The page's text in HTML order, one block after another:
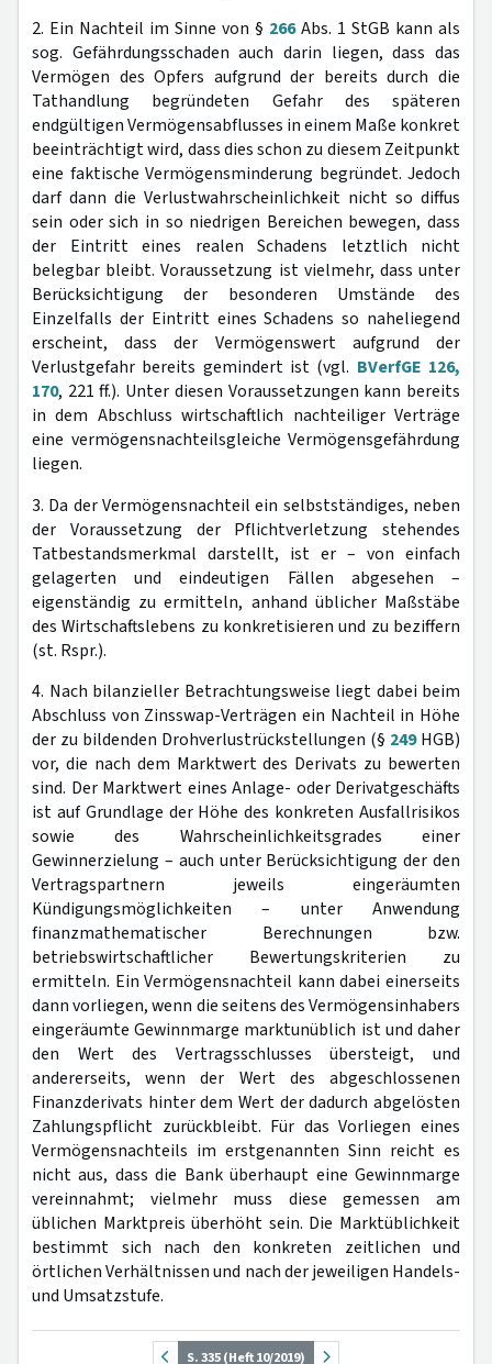
2. Ein Nachteil im Sinne von § 266Abs. 1 StGB kann als
sog. Gefährdungsschaden auch darin liegen, dass das
Vermögen des Opfers aufgrund der bereits durch die
Tathandlung begründeten Gefahr des späteren
endgültigen Vermögensabflusses in einem Maße konkret
beeinträchtigt wird, dass dies schon zu diesem Zeitpunkt
eine faktische Vermögensminderung begründet. Jedoch
darf dann die Verlustwahrscheinlichkeit nicht so diffus
sein oder sich in so niedrigen Bereichen bewegen, dass
der Eintritt eines realen Schadens letztlich nicht
belegbar bleibt. Voraussetzung ist vielmehr, dass unter
Berücksichtigung der besonderen Umstände des
Einzelfalls der Eintritt eines Schadens so naheliegend
erscheint, dass der Vermögenswert aufgrund der
Verlustgefahr bereits gemindert ist (vgl. BVerfGE 126,
170, 221 ff.). Unter diesen Voraussetzungen kann bereits
in dem Abschluss wirtschaftlich nachteiliger Verträge
eine vermögensnachteilsgleiche Vermögensgefährdung
liegen.
3. Da der Vermögensnachteil ein selbstständiges, neben
der Voraussetzung der Pflichtverletzung stehendes
Tatbestandsmerkmal darstellt, ist er – von einfach
gelagerten und eindeutigen Fällen abgesehen –
eigenständig zu ermitteln, anhand üblicher Maßstäbe
des Wirtschaftslebens zu konkretisieren und zu beziffern
(st. Rspr.).
4. Nach bilanzieller Betrachtungsweise liegt dabei beim
Abschluss von Zinsswap-Verträgen ein Nachteil in Höhe
der zu bildenden Drohverlustrückstellungen (§ 249HGB)
vor, die nach dem Marktwert des Derivats zu bewerten
sind. Der Marktwert eines Anlage- oder Derivatgeschäfts
ist auf Grundlage der Höhe des konkreten Ausfallrisikos
sowie des Wahrscheinlichkeitsgrades einer
Gewinnerzielung – auch unter Berücksichtigung der den
Vertragspartnern jeweils eingeräumten
Kündigungsmöglichkeiten – unter Anwendung
finanzmathematischer Berechnungen bzw.
betriebswirtschaftlicher Bewertungskriterien zu
ermitteln. Ein Vermögensnachteil kann dabei einerseits
dann vorliegen, wenn die seitens des Vermögensinhabers
eingeräumte Gewinnmarge marktunüblich ist und daher
den Wert des Vertragsschlusses übersteigt, und
andererseits, wenn der Wert des abgeschlossenen
Finanzderivats hinter dem Wert der dadurch abgelösten
Zahlungspflicht zurückbleibt. Für das Vorliegen eines
Vermögensnachteils im erstgenannten Sinn reicht es
nicht aus, dass die Bank überhaupt eine Gewinnmarge
vereinnahmt; vielmehr muss diese gemessen am
üblichen Marktpreis überhöht sein. Die Marktüblichkeit
bestimmt sich nach den konkreten zeitlichen und
örtlichen Verhältnissen und nach der jeweiligen Handels-
und Umsatzstufe.
S. 335 (Heft 10/2019)